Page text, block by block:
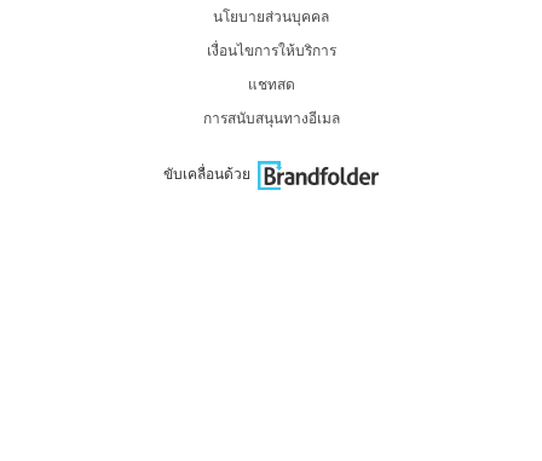
นโยบายส่วนบุคคล
เงื่อนไขการให้บริการ
แชทสด
การสนับสนุนทางอีเมล
ขับเคลื่อนด้วย